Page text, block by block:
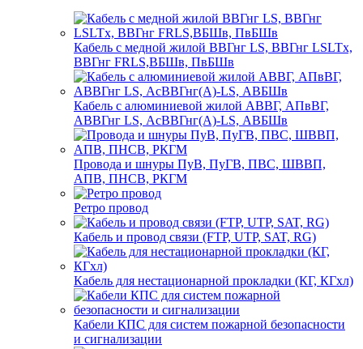
Кабель с медной жилой ВВГнг LS, ВВГнг LSLTx,
ВВГнг FRLS,ВБШв, ПвБШв
Кабель с алюминиевой жилой АВВГ, АПвВГ,
АВВГнг LS, АсВВГнг(А)-LS, АВБШв
Провода и шнуры ПуВ, ПуГВ, ПВС, ШВВП,
АПВ, ПНСВ, РКГМ
Ретро провод
Кабель и провод связи (FTP, UTP, SAT, RG)
Кабель для нестационарной прокладки (КГ, КГхл)
Кабели КПС для систем пожарной безопасности
и сигнализации